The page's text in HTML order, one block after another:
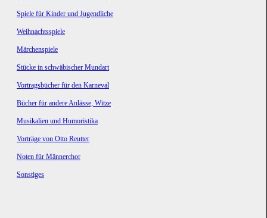
Spiele für Kinder und Jugendliche
Weihnachtsspiele
Märchenspiele
Stücke in schwäbischer Mundart
Vortragsbücher für den Karneval
Bücher für andere Anlässe, Witze
Musikalien und Humoristika
Vorträge von Otto Reutter
Noten für Männerchor
Sonstiges